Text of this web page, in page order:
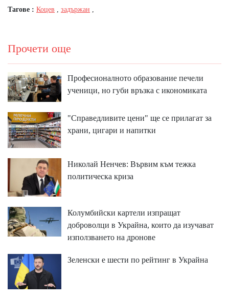
Тагове : Коцев задържан
Прочети още
Професионалното образование печели
ученици, но губи връзка с икономиката
"Справедливите цени" ще се прилагат за
храни, цигари и напитки
Николай Ненчев: Вървим към тежка
политическа криза
Колумбийски картели изпращат
доброволци в Украйна, които да изучават
използването на дронове
Зеленски е шести по рейтинг в Украйна